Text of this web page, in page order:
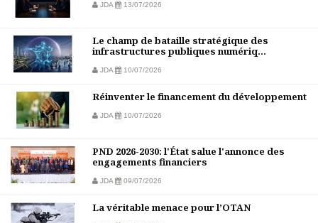
JDA 13/07/2026
Le champ de bataille stratégique des
infrastructures publiques numériq...
JDA 10/07/2026
Réinventer le financement du développement
JDA 10/07/2026
PND 2026-2030: l'État salue l'annonce des
engagements financiers
JDA 09/07/2026
La véritable menace pour l’OTAN